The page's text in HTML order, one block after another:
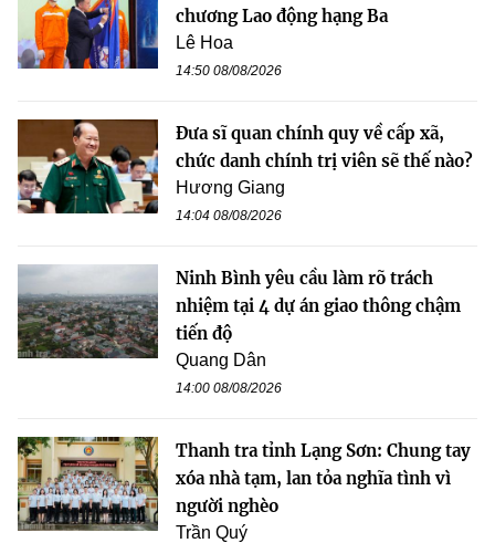
chương Lao động hạng Ba
Lê Hoa
14:50 08/08/2026
Đưa sĩ quan chính quy về cấp xã,
chức danh chính trị viên sẽ thế nào?
Hương Giang
14:04 08/08/2026
Ninh Bình yêu cầu làm rõ trách
nhiệm tại 4 dự án giao thông chậm
tiến độ
Quang Dân
14:00 08/08/2026
Thanh tra tỉnh Lạng Sơn: Chung tay
xóa nhà tạm, lan tỏa nghĩa tình vì
người nghèo
Trần Quý